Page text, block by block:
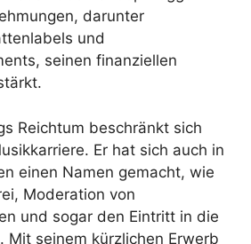
darunter
und
seinen finanziellen
Reichtum beschränkt sich
Er hat sich auch in
einen Namen gemacht, wie
Moderation von
und sogar den Eintritt in die
Mit seinem kürzlichen Erwerb